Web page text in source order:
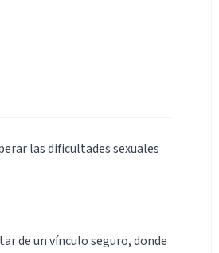
las dificultades sexuales
de un vínculo seguro, donde